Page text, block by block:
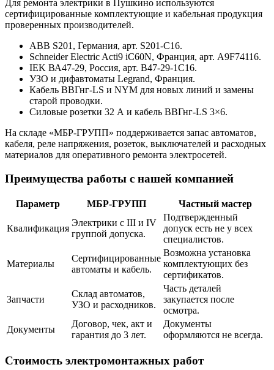
Для ремонта электрики в Пушкино используются
сертифицированные комплектующие и кабельная продукция
проверенных производителей.
ABB S201, Германия, арт. S201-C16.
Schneider Electric Acti9 iC60N, Франция, арт. A9F74116.
IEK ВА47-29, Россия, арт. B47-29-1C16.
УЗО и дифавтоматы Legrand, Франция.
Кабель ВВГнг-LS и NYM для новых линий и замены
старой проводки.
Силовые розетки 32 А и кабель ВВГнг-LS 3×6.
На складе «МБР-ГРУПП» поддерживается запас автоматов,
кабеля, реле напряжения, розеток, выключателей и расходных
материалов для оперативного ремонта электросетей.
Преимущества работы с нашей компанией
Параметр МБР-ГРУПП Частный мастер
Квалификация
Электрики с III и IV
группой допуска.
Подтвержденный
допуск есть не у всех
специалистов.
Материалы
Сертифицированные
автоматы и кабель.
Возможна установка
комплектующих без
сертификатов.
Запчасти
Склад автоматов,
УЗО и расходников.
Часть деталей
закупается после
осмотра.
Документы
Договор, чек, акт и
гарантия до 3 лет.
Документы
оформляются не всегда.
Стоимость электромонтажных работ